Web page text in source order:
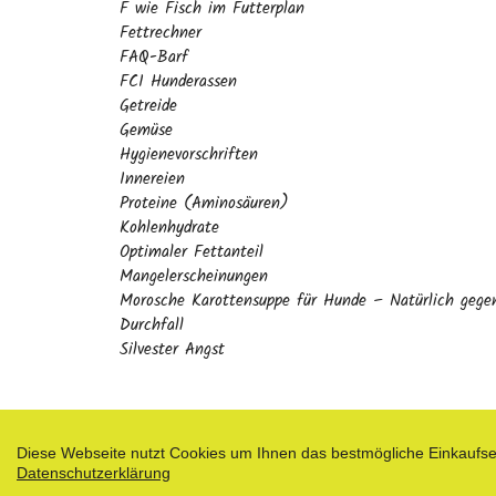
F wie Fisch im Futterplan
Fettrechner
FAQ-Barf
FCI Hunderassen
Getreide
Gemüse
Hygienevorschriften
Innereien
Proteine (Aminosäuren)
Kohlenhydrate
Optimaler Fettanteil
Mangelerscheinungen
Morosche Karottensuppe für Hunde – Natürlich
Durchfall
Silvester Angst
Diese Webseite nutzt Cookies um Ihnen das bestmögliche
Datenschutzerklärung